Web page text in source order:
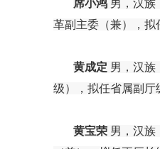
席小鸿 男，汉族
革副主委（兼），拟
黄成定 男，汉族
级），拟任省属副厅
黄宝荣 男，汉族